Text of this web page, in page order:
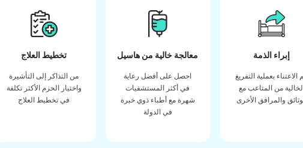
تخطيط العلاج
من التذاكر إلى التأشيرة
واختيار الحزم الأكثر تكلفة
في تخطيط العلاج
معالجة خالية من هاسيل
احصل على أفضل رعاية
في أكثر المستشفيات
شهرة مع أطباء ذوي خبرة
في الدولة
إبراء الذمة
الاعتناء بعملية التفريغ
من المتاعب مع
والمرافق الأخرى